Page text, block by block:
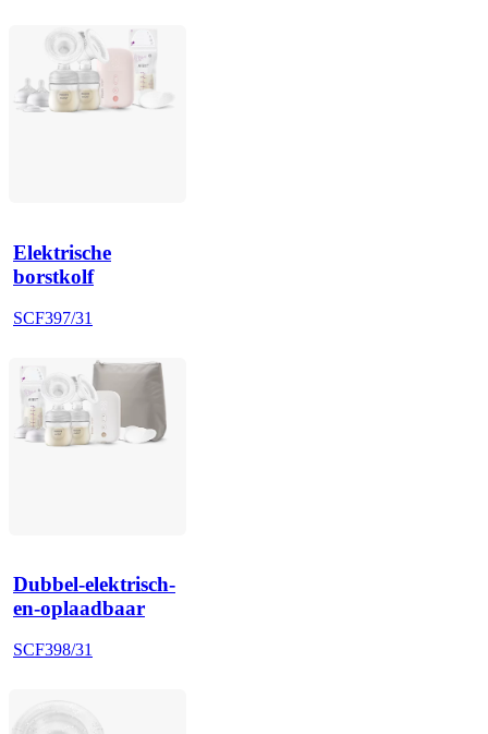
Elektrische
borstkolf
SCF397/31
Dubbel-elektrisch-
en-oplaadbaar
SCF398/31